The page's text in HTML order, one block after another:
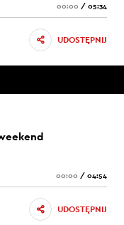
00:00 / 05:34
UDOSTĘPNIJ
00:00 / 04:54
UDOSTĘPNIJ